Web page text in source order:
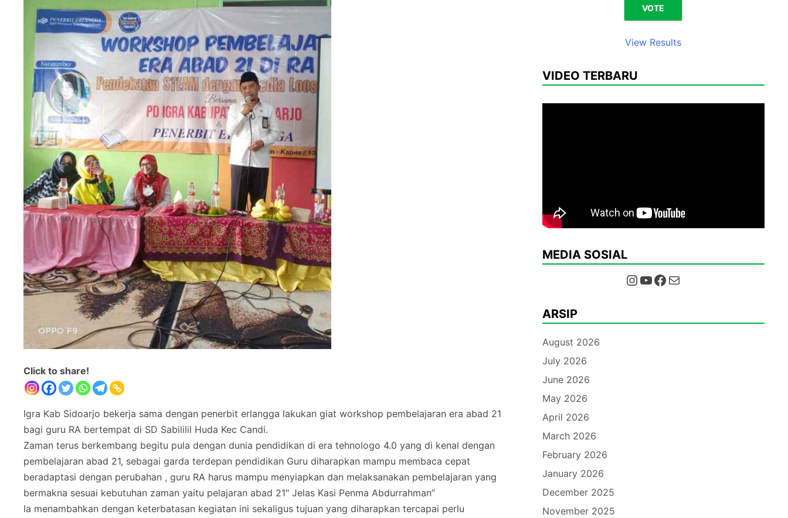
Click to share!
Igra Kab Sidoarjo bekerja sama dengan penerbit erlangga lakukan giat workshop pembelajaran era abad 21
bagi guru RA bertempat di SD Sabililil Huda Kec Candi.
Zaman terus berkembang begitu pula dengan dunia pendidikan di era tehnologo 4.0 yang di kenal dengan
pembelajaran abad 21, sebagai garda terdepan pendidikan Guru diharapkan mampu membaca cepat
beradaptasi dengan perubahan , guru RA harus mampu menyiapkan dan melaksanakan pembelajaran yang
bermakna sesuai kebutuhan zaman yaitu pelajaran abad 21″ Jelas Kasi Penma Abdurrahman”
Ia menambahkan dengan keterbatasan kegiatan ini sekaligus tujuan yang diharapkan tercapai perlu
View Results
VIDEO TERBARU
MEDIA SOSIAL
InstagramYouTube Facebook Mail
ARSIP
August 2026
July 2026
June 2026
May 2026
April 2026
March 2026
February 2026
January 2026
December 2025
November 2025